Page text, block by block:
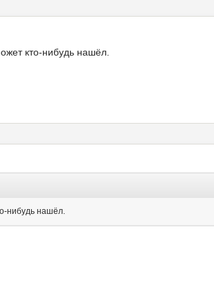
кто-нибудь нашёл.
нибудь нашёл.